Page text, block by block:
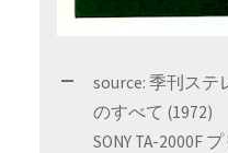
source: 季刊ステ
のすべて (1972)
SONY TA-2000F